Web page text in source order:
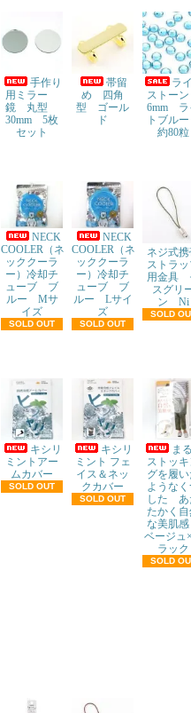
手作り
用ミラー
鏡 丸型
30mm 5枚
セット
帯留
め 四角
型 ゴール
ド
ラ
ストー
6mm ラ
トブル
約80粒
NECK
COOLER（ネ
ッククーラ
ー）冷却チ
ューブ ブ
ルー Mサ
イズ
SOLD OUT
NECK
COOLER（ネ
ッククーラ
ー）冷却チ
ューブ ブ
ルー Lサイ
ズ
SOLD OUT
ネジ式
ストラ
用金具
スグリ
ン Ni
SOLD
キシリ
ミントアー
ムカバー
SOLD OUT
キシリ
ミント フェ
イス＆ネッ
クカバー
SOLD OUT
ま
ストッキ
グを履い
ようなく
した あ
たかく
な美肌
ベージュ
ラック
SOLD